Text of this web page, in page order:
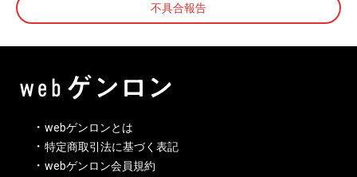
不具合報告
webゲンロンとは
特定商取引法に基づく表記
webゲンロン会員規約